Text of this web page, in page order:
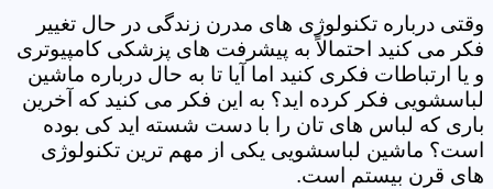
وقتی درباره تکنولوژی های مدرن زندگی در حال تغییر
فکر می کنید احتمالاً به پیشرفت های پزشکی کامپیوتری
و یا ارتباطات فکری کنید اما آیا تا به حال درباره ماشین
لباسشویی فکر کرده اید؟ به این فکر می کنید که آخرین
باری که لباس های تان را با دست شسته اید کی بوده
است؟ ماشین لباسشویی یکی از مهم ترین تکنولوژی
های قرن بیستم است.